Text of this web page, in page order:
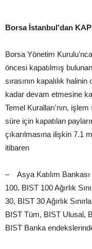
Borsa İstanbul'dan
Borsa Yönetim
öncesi kapatılmış
sırasının kapalılık
kadar devam etmesine
Temel Kuralları'nın,
süre için kapatılan
çıkarılmasına ilişkin 7.1
itibaren
– Asya Katılım Bankası
100, BIST 100 Ağırlık
30, BIST 30 Ağırlık
BIST Tüm, BIST Ulusal,
BIST Banka